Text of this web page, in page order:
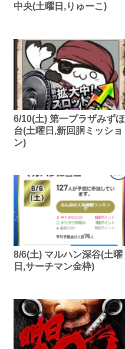
中央(土曜日,りゅーこ)
6/10(土) 第一プラザみずほ
台(土曜日,新回胴ミッショ
ン)
8/6(土) マルハン深谷(土曜
日,サーチマン金枠)